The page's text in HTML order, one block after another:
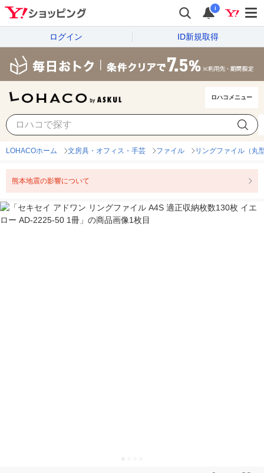
i
ログイン ID新規取得
ロハコメニュー
LOHACOホーム 文房具・オフィス・手芸 ファイル リングファイル（丸
熊本地震の影響について